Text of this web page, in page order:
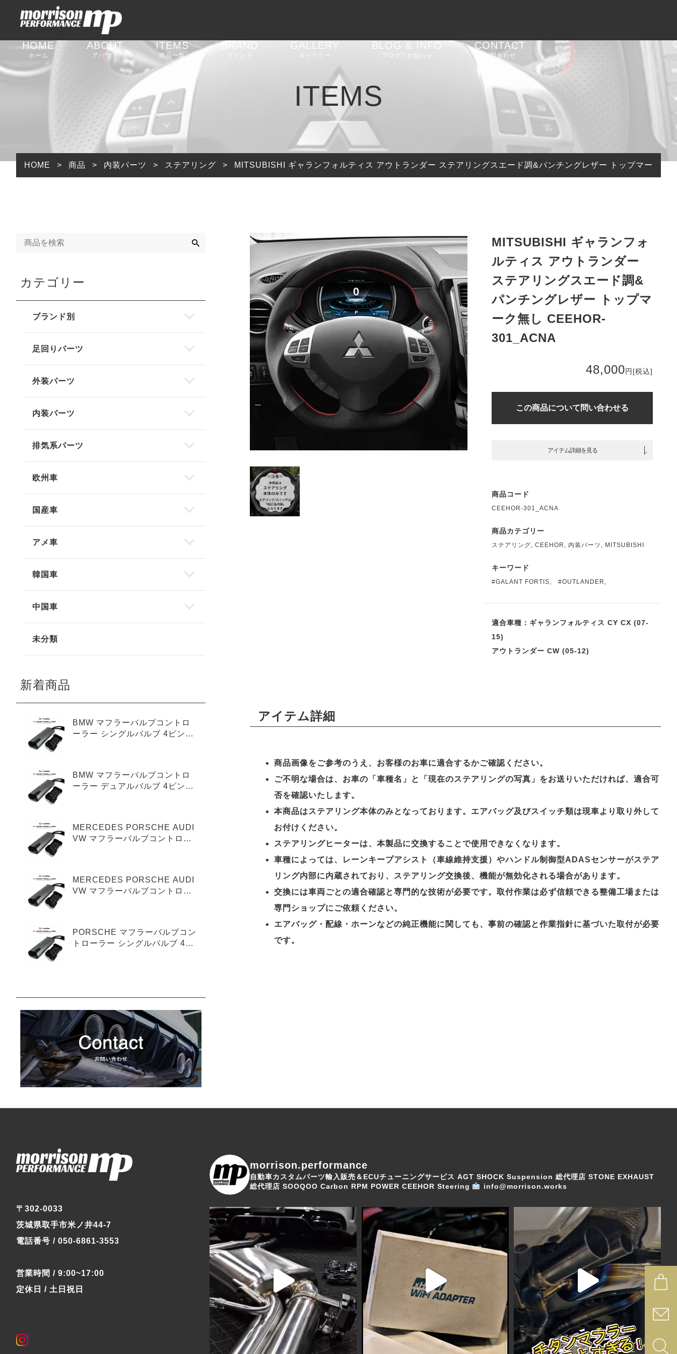
HOME
ホーム
ABOUT
アバウト
ITEMS
商品一覧
足回りパーツ
外装パーツ
内装パーツ
BRAND
ブランド
RPMPOWER
GALLERY
ギャラリー
BMW 2 Series G42
BMW M2 F87
BMW M2 G87
BMW 8 Series G14
G15 G16
BMW M8 F91 F92
F93
BMW X3 G01
BMW iX3 G08
BMW X3M F97
BMW X5M F95
BLOG & INFO
ブログ / お知らせ
ブログ
CONTACT
お問合わせ
ITEMS
HOME > 商品 > 内装パーツ > ステアリング > MITSUBISHI ギャランフォルティス アウトランダー ステアリングスエード調&パンチングレザー トップマーク無
MITSUBISHI ギャランフォ
ルティス アウトランダー
ステアリングスエード調&
パンチングレザー トップマ
ーク無し CEEHOR-
301_ACNA
48,000円 [税込]
この商品について問い合わせる
アイテム詳細を見る
商品コード
CEEHOR-301_ACNA
商品カテゴリー
ステアリング, CEEHOR , 内装パーツ , MITSUBISHI
キーワード
#GALANT FORTIS, #OUTLANDER ,
適合車種：ギャランフォルティス CY CX (07-
15)
アウトランダー CW (05-12)
アイテム詳細
商品画像をご参考のうえ、お客様のお車に適合するかご確認ください。
ご不明な場合は、お車の「車種名」と「現在のステアリングの写真」をお送りいただければ、適合可
否を確認いたします。
本商品はステアリング本体のみとなっております。エアバッグ及びスイッチ類は現車より取り外して
お付けください。
ステアリングヒーターは、本製品に交換することで使用できなくなります。
車種によっては、レーンキープアシスト（車線維持支援）やハンドル制御型ADASセンサーがステア
リング内部に内蔵されており、ステアリング交換後、機能が無効化される場合があります。
交換には車両ごとの適合確認と専門的な技術が必要です。取付作業は必ず信頼できる整備工場または
専門ショップにご依頼ください。
エアバッグ・配線・ホーンなどの純正機能に関しても、事前の確認と作業指針に基づいた取付が必要
です。
カテゴリー
ブランド別
足回りパーツ
外装パーツ
内装パーツ
排気系パーツ
欧州車
国産車
アメ車
韓国車
中国車
未分類
新着商品
BMW マフラーバルブコントロ
ーラー シングルバルブ 4ピンタ
BMW マフラーバルブコントロ
ーラー デュアルバルブ 4ピンタ
MERCEDES PORSCHE AUDI
VW マフラーバルブコントロー
MERCEDES PORSCHE AUDI
VW マフラーバルブコントロー
PORSCHE マフラーバルブコン
トローラー シングルバルブ 4ピ
〒302-0033
茨城県取手市米ノ井44-7
電話番号 / 050-6861-3553
営業時間 / 9:00~17:00
定休日 / 土日祝日
morrison.performance
自動車カスタムパーツ輸入販売＆ECUチューニングサービス AGT SHOCK Suspension 総代理店 STONE EXHAUST
総代理店 SOOQOO Carbon RPM POWER CEEHOR Steering info@morrison.works